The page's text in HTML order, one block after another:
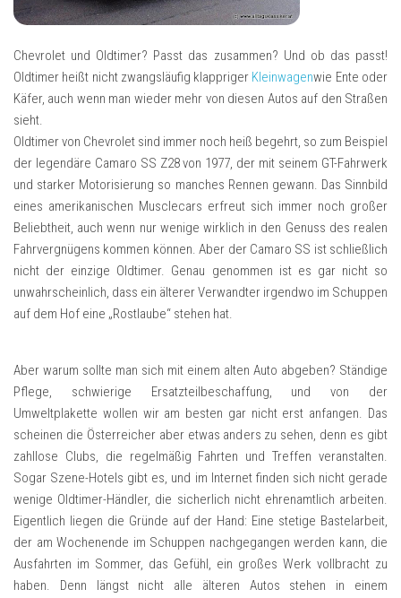
Chevrolet und Oldtimer? Passt das zusammen? Und ob das passt!
Oldtimer heißt nicht zwangsläufig klappriger Kleinwagenwie Ente oder
Käfer, auch wenn man wieder mehr von diesen Autos auf den Straßen
sieht.
Oldtimer von Chevrolet sind immer noch heiß begehrt, so zum Beispiel
der legendäre Camaro SS Z28 von 1977, der mit seinem GT-Fahrwerk
und starker Motorisierung so manches Rennen gewann. Das Sinnbild
eines amerikanischen Musclecars erfreut sich immer noch großer
Beliebtheit, auch wenn nur wenige wirklich in den Genuss des realen
Fahrvergnügens kommen können. Aber der Camaro SS ist schließlich
nicht der einzige Oldtimer. Genau genommen ist es gar nicht so
unwahrscheinlich, dass ein älterer Verwandter irgendwo im Schuppen
auf dem Hof eine „Rostlaube“ stehen hat.
Aber warum sollte man sich mit einem alten Auto abgeben? Ständige
Pflege, schwierige Ersatzteilbeschaffung, und von der
Umweltplakette wollen wir am besten gar nicht erst anfangen. Das
scheinen die Österreicher aber etwas anders zu sehen, denn es gibt
zahllose Clubs, die regelmäßig Fahrten und Treffen veranstalten.
Sogar Szene-Hotels gibt es, und im Internet finden sich nicht gerade
wenige Oldtimer-Händler, die sicherlich nicht ehrenamtlich arbeiten.
Eigentlich liegen die Gründe auf der Hand: Eine stetige Bastelarbeit,
der am Wochenende im Schuppen nachgegangen werden kann, die
Ausfahrten im Sommer, das Gefühl, ein großes Werk vollbracht zu
haben. Denn längst nicht alle älteren Autos stehen in einem